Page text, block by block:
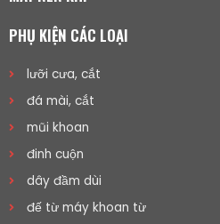
PHỤ KIỆN CÁC LOẠI
lưỡi cưa, cắt
đá mài, cắt
mũi khoan
đinh cuộn
dây đầm dùi
đế từ máy khoan từ